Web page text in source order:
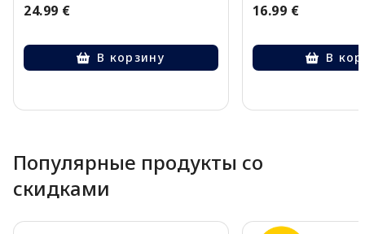
24.99 €
В корзину
16.99 €
В
Популярные продукты со
скидками